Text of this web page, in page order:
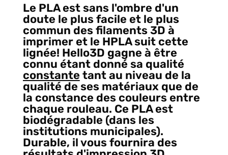
Le PLA est sans l'ombre d'un
doute le plus facile et le plus
commun des filaments 3D à
imprimer et le HPLA suit cette
lignée! Hello3D gagne à être
connu étant donné sa qualité
constante tant au niveau de la
qualité de ses matériaux que de
la constance des couleurs entre
chaque rouleau. Ce PLA est
biodégradable (dans les
institutions municipales).
Durable, il vous fournira des